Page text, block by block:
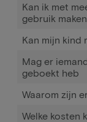
Kan ik met
gebruik maken
Kan mijn kind
Mag er
geboekt heb
Waarom zijn
Welke kosten